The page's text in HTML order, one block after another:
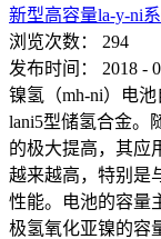
新型高容量la-y-ni
浏览次数：
294
发布时间：
2018 -
镍氢（mh-ni）电
lani5型储氢合金。
的极大提高，其应
越来越高，特别是
性能。电池的容量
极氢氧化亚镍的容